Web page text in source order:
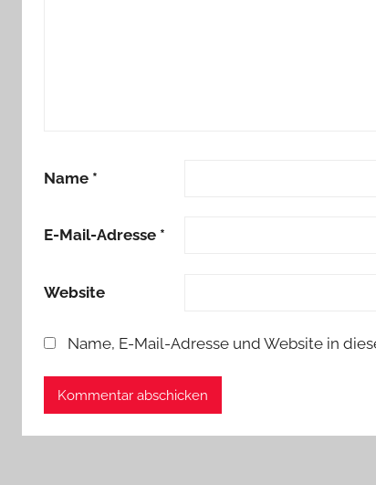
Name *
E-Mail-Adresse *
Website
Name, E-Mail-Adresse und Website in